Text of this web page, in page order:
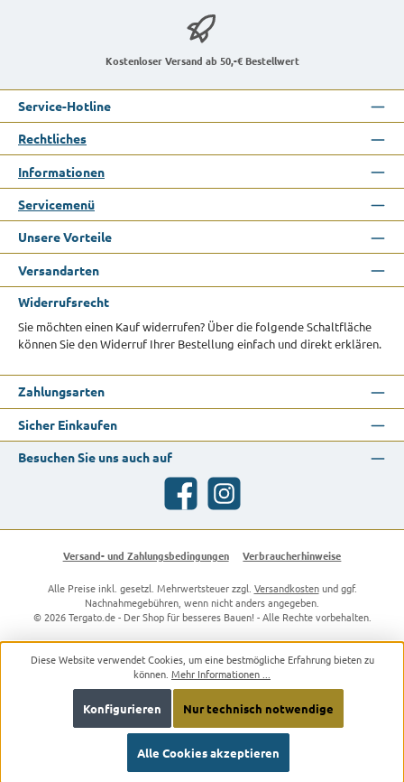
Kostenloser Versand ab 50,-€ Bestellwert
Service-Hotline
Rechtliches
Informationen
Servicemenü
Unsere Vorteile
Versandarten
Widerrufsrecht
Sie möchten einen Kauf widerrufen? Über die folgende Schaltfläche
können Sie den Widerruf Ihrer Bestellung einfach und direkt erklären.
Zahlungsarten
Sicher Einkaufen
Besuchen Sie uns auch auf
Facebook Instagram
Versand- und Zahlungsbedingungen Verbraucherhinweise
Alle Preise inkl. gesetzl. Mehrwertsteuer zzgl. Versandkostenund ggf.
Nachnahmegebühren, wenn nicht anders angegeben.
© 2026 Tergato.de - Der Shop für besseres Bauen! - Alle Rechte vorbehalten.
Diese Website verwendet Cookies, um eine bestmögliche Erfahrung bieten zu
können. Mehr Informationen ...
Nur technisch notwendige
Konfigurieren
Alle Cookies akzeptieren